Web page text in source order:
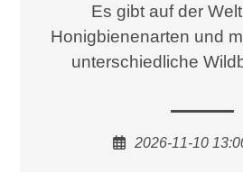
Es gibt auf der
Honigbienenarten und
unterschiedliche
2026-11-10